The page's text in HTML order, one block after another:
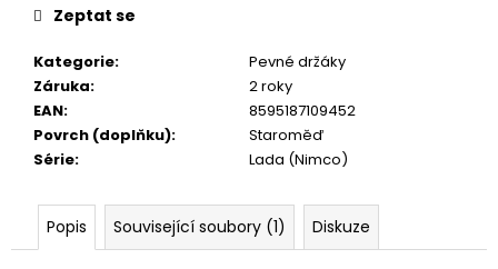
Kategorie:
Pevné držáky
Záruka:
2 roky
EAN:
8595187109452
Povrch (doplňku):
Staroměď
Série: Lada (Nimco)
Zeptat se
Popis Související soubory (1) Diskuze